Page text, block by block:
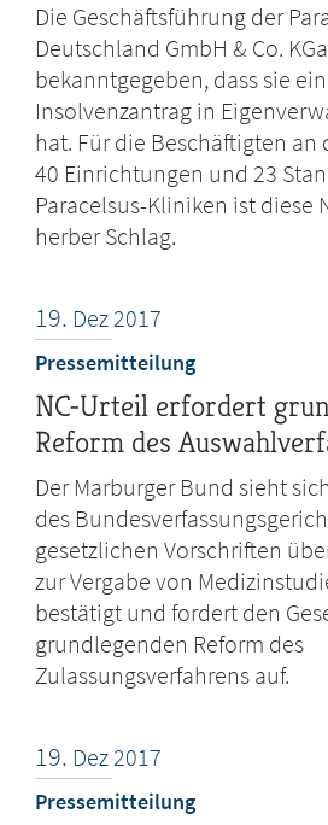
Die Geschäftsführung der
Deutschland GmbH & Co.
bekanntgegeben, dass sie
Insolvenzantrag in
hat. Für die Beschäftigten
40 Einrichtungen und 23
Paracelsus-Kliniken ist diese
herber Schlag.
19. Dez2017
Pressemitteilung
NC-Urteil erfordert
Reform des
Der Marburger Bund sieht
des
gesetzlichen Vorschriften
zur Vergabe von
bestätigt und fordert den
grundlegenden Reform des
Zulassungsverfahrens auf.
19. Dez2017
Pressemitteilung